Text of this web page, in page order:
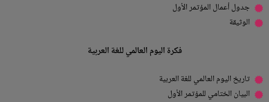
جدول أعمال المؤتمر الأول
الوثيقة
فكرة اليوم العالمي للغة العربية
تاريخ اليوم العالمي للغة العربية
البيان الختامي للمؤتمر الأول